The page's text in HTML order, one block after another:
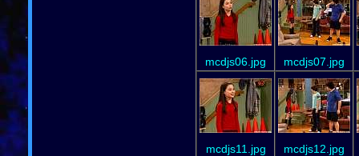
mcdjs06.jpg mcdjs07.jpg
mcdjs11.jpg mcdjs12.jpg